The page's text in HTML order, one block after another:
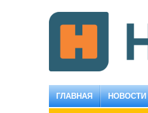
ГЛАВНАЯ НОВОСТИ